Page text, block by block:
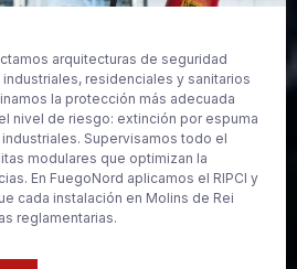
arquitecturas de seguridad
residenciales y sanitarios
la protección más adecuada
nivel de riesgo: extinción por espuma
Supervisamos todo el
modulares que optimizan la
En FuegoNord aplicamos el RIPCI y
cada instalación en Molins de Rei
reglamentarias.